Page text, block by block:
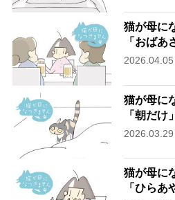
猫が母に
「おばあ
猫が母に
「朝だけ」
猫が母に
「ひらあ